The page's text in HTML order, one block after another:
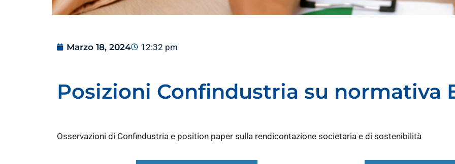
Marzo 18, 2024 12:32 pm
Posizioni Confindustria su normativa
Osservazioni di Confindustria e position paper sulla rendicontazione societaria e di sostenibilità